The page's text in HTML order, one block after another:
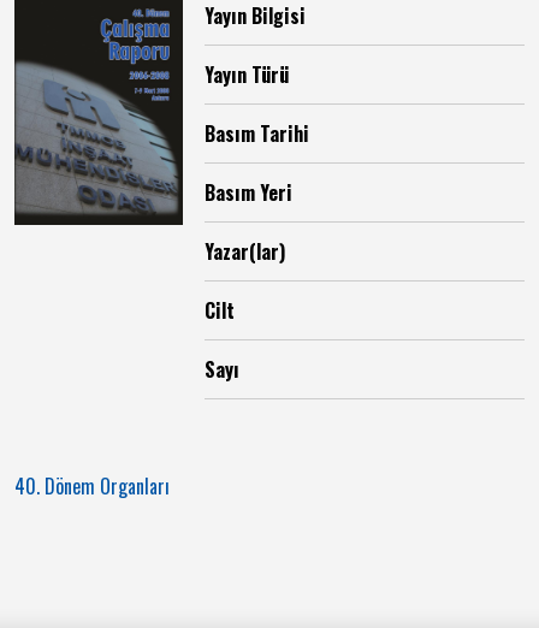
Yayın Bilgisi
Yayın Türü
Basım Tarihi
Basım Yeri
Yazar(lar)
Cilt
Sayı
40. Dönem Organları